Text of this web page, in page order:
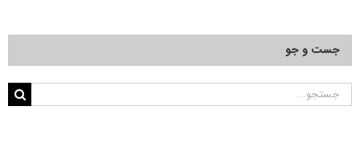
جست و جو
جستجو